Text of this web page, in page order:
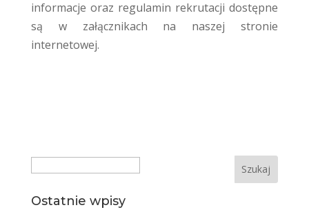
informacje oraz regulamin rekrutacji dostępne
są w załącznikach na naszej stronie
internetowej.
Ostatnie wpisy